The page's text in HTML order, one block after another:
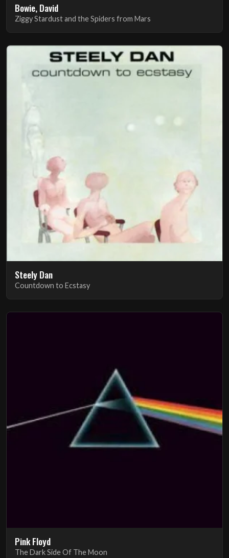
Bowie, David
Ziggy Stardust and the Spiders from Mars
Steely Dan
Countdown to Ecstasy
Pink Floyd
The Dark Side Of The Moon